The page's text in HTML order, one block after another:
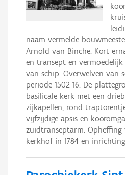
naam vermelde
Arnold van Binche. Kort
en transept en
van schip. Overwelven van
periode 1502-16. De
basilicale kerk met een
zijkapellen, rond
vijfzijdige apsis en
zuidtranseptarm.
kerkhof in 1784 en